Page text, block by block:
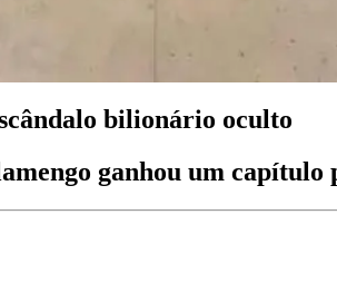
bilionário oculto
ganhou um